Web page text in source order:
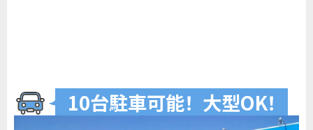
10台駐車可能！ 大型OK！